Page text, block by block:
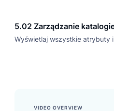
5.02 Zarządzanie
Wyświetlaj wszystkie atrybuty
VIDEO OVERVIEW